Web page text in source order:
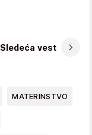
Sledeća vest
MATERINSTVO